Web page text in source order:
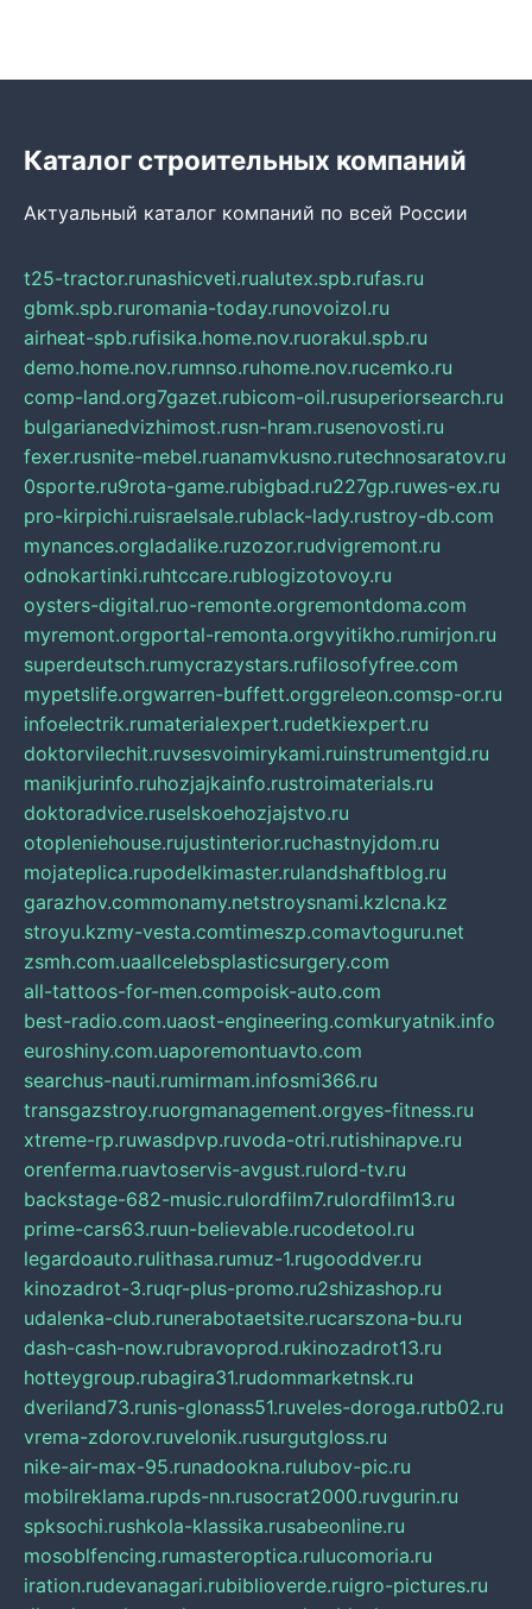
Каталог строительных компаний
Актуальный каталог компаний по всей России
t25-tractor.runashicveti.rualutex.spb.rufas.ru
gbmk.spb.ruromania-today.runovoizol.ru
airheat-spb.rufisika.home.nov.ruorakul.spb.ru
demo.home.nov.rumnso.ruhome.nov.rucemko.ru
comp-land.org7gazet.rubicom-oil.rusuperiorsearch.ru
bulgarianedvizhimost.rusn-hram.rusenovosti.ru
fexer.rusnite-mebel.ruanamvkusno.rutechnosaratov.ru
0sporte.ru9rota-game.rubigbad.ru227gp.ruwes-ex.ru
pro-kirpichi.ruisraelsale.rublack-lady.rustroy-db.com
mynances.orgladalike.ruzozor.rudvigremont.ru
odnokartinki.ruhtccare.rublogizotovoy.ru
oysters-digital.ruo-remonte.orgremontdoma.com
myremont.orgportal-remonta.orgvyitikho.rumirjon.ru
superdeutsch.rumycrazystars.rufilosofyfree.com
mypetslife.orgwarren-buffett.orggreleon.comsp-or.ru
infoelectrik.rumaterialexpert.rudetkiexpert.ru
doktorvilechit.ruvsesvoimirykami.ruinstrumentgid.ru
manikjurinfo.ruhozjajkainfo.rustroimaterials.ru
doktoradvice.ruselskoehozjajstvo.ru
otopleniehouse.rujustinterior.ruchastnyjdom.ru
mojateplica.rupodelkimaster.rulandshaftblog.ru
garazhov.commonamy.netstroysnami.kzlcna.kz
stroyu.kzmy-vesta.comtimeszp.comavtoguru.net
zsmh.com.uaallcelebsplasticsurgery.com
all-tattoos-for-men.compoisk-auto.com
best-radio.com.uaost-engineering.comkuryatnik.info
euroshiny.com.uaporemontuavto.com
searchus-nauti.rumirmam.infosmi366.ru
transgazstroy.ruorgmanagement.orgyes-fitness.ru
xtreme-rp.ruwasdpvp.ruvoda-otri.rutishinapve.ru
orenferma.ruavtoservis-avgust.rulord-tv.ru
backstage-682-music.rulordfilm7.rulordfilm13.ru
prime-cars63.ruun-believable.rucodetool.ru
legardoauto.rulithasa.rumuz-1.rugooddver.ru
kinozadrot-3.ruqr-plus-promo.ru2shizashop.ru
udalenka-club.runerabotaetsite.rucarszona-bu.ru
dash-cash-now.rubravoprod.rukinozadrot13.ru
hotteygroup.rubagira31.rudommarketnsk.ru
dveriland73.runis-glonass51.ruveles-doroga.rutb02.ru
vrema-zdorov.ruvelonik.rusurgutgloss.ru
nike-air-max-95.runadookna.rulubov-pic.ru
mobilreklama.rupds-nn.rusocrat2000.ruvgurin.ru
spksochi.rushkola-klassika.rusabeonline.ru
mosoblfencing.rumasteroptica.rulucomoria.ru
iration.rudevanagari.rubiblioverde.ruigro-pictures.ru